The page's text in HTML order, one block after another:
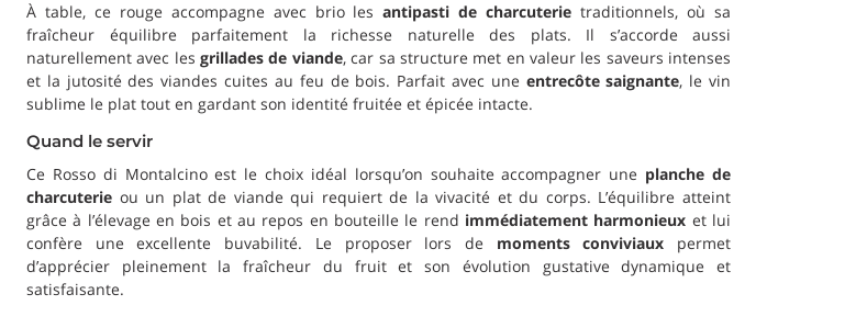
À table, ce rouge accompagne avec brio lesantipasti de charcuterie traditionnels, où sa
fraîcheur équilibre parfaitement la richesse naturelle des plats. Il s’accorde aussi
naturellement avec lesgrillades de viande, car sa structure met en valeur les saveurs intenses
et la jutosité des viandes cuites au feu de bois. Parfait avec une entrecôte saignante, le vin
sublime le plat tout en gardant son identité fruitée et épicée intacte.
Quand le servir
Ce Rosso di Montalcino est le choix idéal lorsqu’on souhaite accompagner une planche de
charcuterie ou un plat de viande qui requiert de la vivacité et du corps. L’équilibre atteint
grâce à l’élevage en bois et au repos en bouteille le rend immédiatement harmonieux et lui
confère une excellente buvabilité. Le proposer lors de moments conviviaux permet
d’apprécier pleinement la fraîcheur du fruit et son évolution gustative dynamique et
satisfaisante.